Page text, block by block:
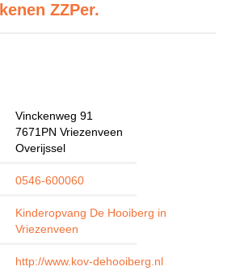
ZZPer.
Vinckenweg 91
7671PN Vriezenveen
Overijssel
0546-600060
Kinderopvang De Hooiberg in
Vriezenveen
http://www.kov-dehooiberg.nl